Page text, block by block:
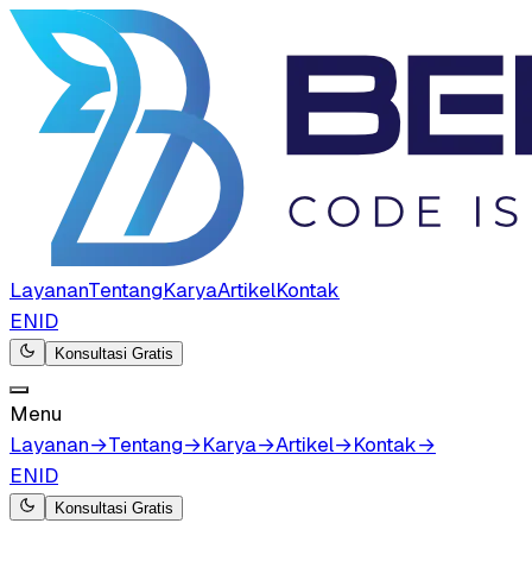
LayananTentangKaryaArtikelKontak
ENID
Konsultasi Gratis
Menu
Layanan→Tentang→Karya→Artikel→Kontak→
ENID
Konsultasi Gratis